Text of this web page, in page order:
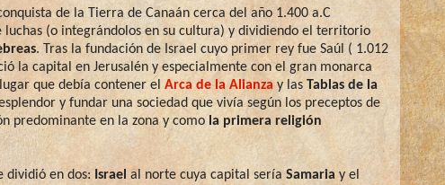
de la Tierra de Canaán cerca del año 1.400 a.C
luchas (o integrándolos en su cultura) y dividiendo el territorio
. Tras la fundación de Israel cuyo primer rey fue Saúl ( 1.012
la capital en Jerusalén y especialmente con el gran monarca
que debía contener el Arca de la Alianzay las Tablas de la
y fundar una sociedad que vivía según los preceptos de
predominante en la zona y como la primera religión
dividió en dos: Israel al norte cuya capital sería Samariay el